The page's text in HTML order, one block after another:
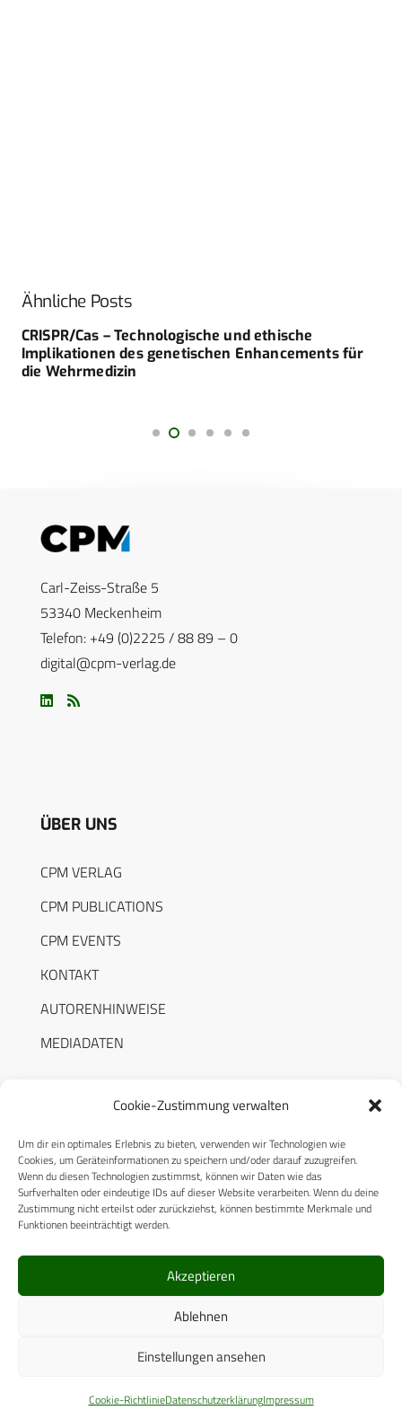
Cookie-Zustimmung verwalten
Um dir ein optimales Erlebnis zu bieten, verwenden wir Technologien wie
Cookies, um Geräteinformationen zu speichern und/oder darauf zuzugreifen.
Wenn du diesen Technologien zustimmst, können wir Daten wie das
Surfverhalten oder eindeutige IDs auf dieser Website verarbeiten. Wenn du deine
Zustimmung nicht erteilst oder zurückziehst, können bestimmte Merkmale und
Funktionen beeinträchtigt werden.
Akzeptieren
Ablehnen
Einstellungen ansehen
Cookie-RichtlinieDatenschutzerklärungImpressum
Ähnliche Posts
CRISPR/Cas – Technologische und ethische
Implikationen des genetischen Enhancements für
die Wehrmedizin
Carl-Zeiss-Straße 5
53340 Meckenheim
Telefon: +49 (0)2225 / 88 89 – 0
digital@cpm-verlag.de
ÜBER UNS
CPM VERLAG
CPM PUBLICATIONS
CPM EVENTS
KONTAKT
AUTORENHINWEISE
MEDIADATEN
RECHTLICHES
Datenschutzerklärung
Cookie-Richtlinie (EU)
© 2025 CPM GmbH – Alle Rechte vorbehalten